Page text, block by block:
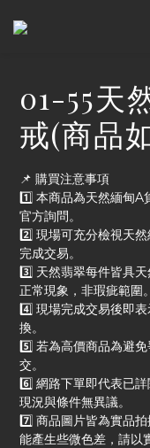
01-55天
戒(商品
📌 購買注意事項
1️⃣ 本商品為天然緬甸A
官方詢問。
2️⃣ 現場可充分檢視天
完成交易。
3️⃣ 天然翡翠每件皆具
正常現象，非瑕疵範圍。
4️⃣ 現場完成交易後即
換。
5️⃣ 若為高價商品為避
交。
6️⃣ 網路下單即代表已
現況與條件無異議。
7️⃣ 商品圖片皆為實品
能產生些微色差，請以